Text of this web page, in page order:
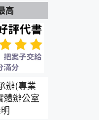
高
辦(專業
體辦公室